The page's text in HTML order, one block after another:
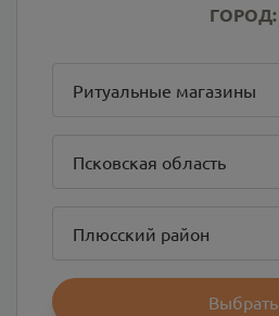
ГОРОД:
Ритуальные магазины
Псковская область
Плюсский район
Выбрать